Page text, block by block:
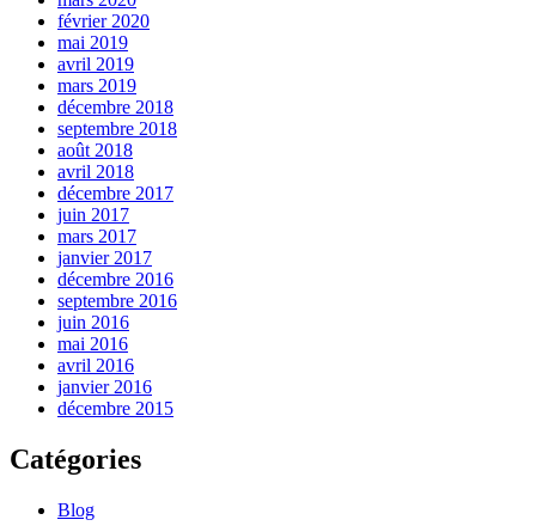
février 2020
mai 2019
avril 2019
mars 2019
décembre 2018
septembre 2018
août 2018
avril 2018
décembre 2017
juin 2017
mars 2017
janvier 2017
décembre 2016
septembre 2016
juin 2016
mai 2016
avril 2016
janvier 2016
décembre 2015
Catégories
Blog